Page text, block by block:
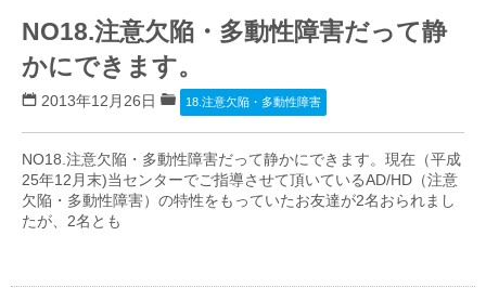
NO18.注意欠陥・多動性障害だって静
かにできます。
2013年12月26日 18.注意欠陥・多動性障害
NO18.注意欠陥・多動性障害だって静かにできます。現在（平成
25年12月末)当センターでご指導させて頂いているAD/HD（注意
欠陥・多動性障害）の特性をもっていたお友達が2名おられまし
たが、2名とも